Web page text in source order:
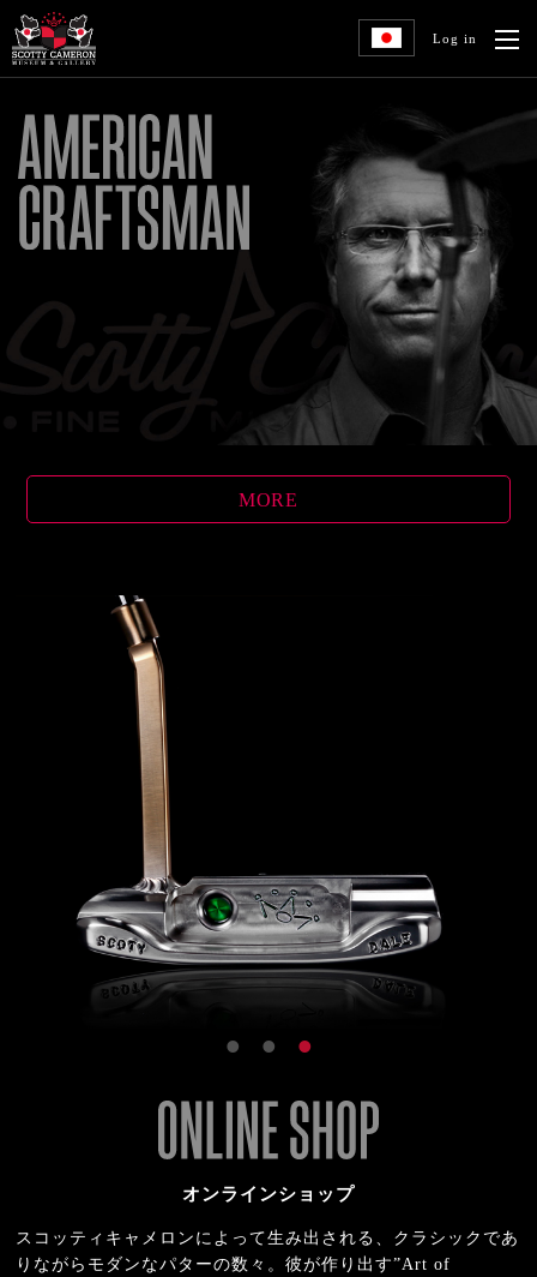
Log in
MORE
オンラインショップ
スコッティキャメロンによって生み出される、クラシックであ
りながらモダンなパターの数々。彼が作り出す”Art of